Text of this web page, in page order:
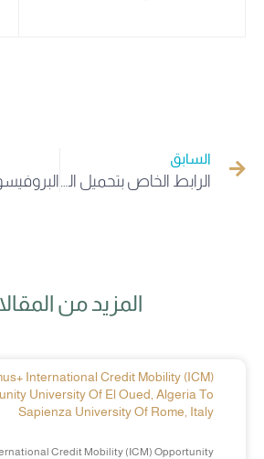
السابق
الرابط الخاص بتحميل التطبيق المحمول
المزيد من
International Credit Mobility (ICM)
University Of El Oued, Algeria To
Sapienza University Of Rome, Italy
International Credit Mobility (ICM) Opportunity